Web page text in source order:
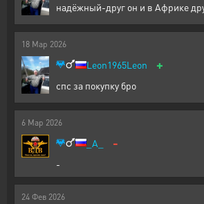
надёжный-друг он и в Африке
18 Мар 2026
Leon1965Leon +
спс за покупку бро
6 Мар 2026
_A_ -
-
24 Фев 2026